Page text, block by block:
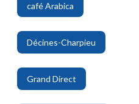
café Arabica
,
Décines-Charpieu
,
Grand Direct
,